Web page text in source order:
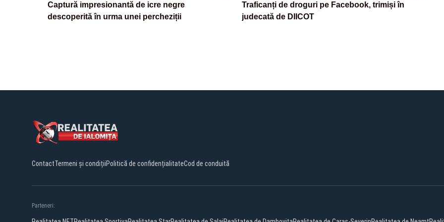
Captură impresionantă de icre negre
descoperită în urma unei percheziții
Traficanți de droguri pe Facebook, trimiși în
judecată de DIICOT
ContactTermeni și condițiiPolitică de confidențialitateCod de conduită
Parteneri: